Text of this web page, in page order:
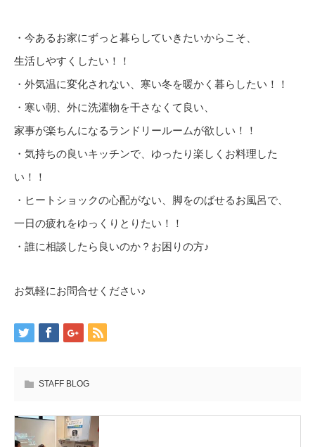
・今あるお家にずっと暮らしていきたいからこそ、
生活しやすくしたい！！
・外気温に変化されない、寒い冬を暖かく暮らしたい！！
・寒い朝、外に洗濯物を干さなくて良い、
家事が楽ちんになるランドリールームが欲しい！！
・気持ちの良いキッチンで、ゆったり楽しくお料理した
い！！
・ヒートショックの心配がない、脚をのばせるお風呂で、
一日の疲れをゆっくりとりたい！！
・誰に相談したら良いのか？お困りの方♪
お気軽にお問合せください♪
STAFF BLOG